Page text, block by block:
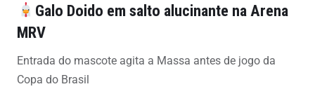
Galo Doido em salto alucinante na Arena
MRV
Entrada do mascote agita a Massa antes de jogo da
Copa do Brasil